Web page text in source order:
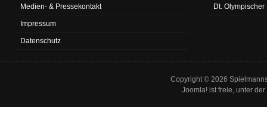
Medien- & Pressekontakt
Impressum
Datenschutz
Dt.
Copyright © 2026
Joomla! ist freie, unter der